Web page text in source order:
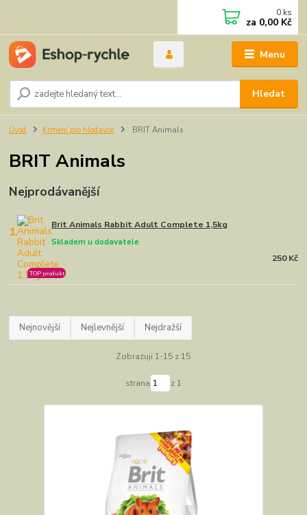
Menu
Hledat
0 ks
za 0,00 Kč
Úvod Krmení pro hlodavce BRIT Animals
BRIT Animals
Nejprodávanější
1. Brit Animals Rabbit Adult Complete 1,5kg
Skladem u dodavatele
TOP produkt
250 Kč
Nejnovější Nejlevnější Nejdražší
Zobrazuji 1-15 z 15
strana z 1